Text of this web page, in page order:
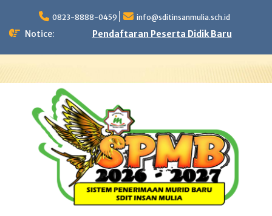
content
0823-8888-0459 info@sditinsanmulia.sch.id
Notice: Pendaftaran Peserta Didik Baru